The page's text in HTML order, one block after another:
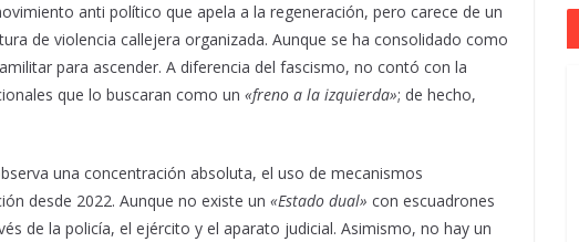
anti político que apela a la regeneración, pero carece de un
de violencia callejera organizada. Aunque se ha consolidado como
para ascender. A diferencia del fascismo, no contó con la
que lo buscaran como un «freno a la izquierda»; de hecho,
una concentración absoluta, el uso de mecanismos
desde 2022. Aunque no existe un «Estado dual» con escuadrones
de la policía, el ejército y el aparato judicial. Asimismo, no hay un